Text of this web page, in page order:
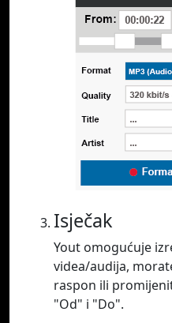
Isječak
Yout omogućuje
videa/audija,
raspon ili
"Od" i "Do".